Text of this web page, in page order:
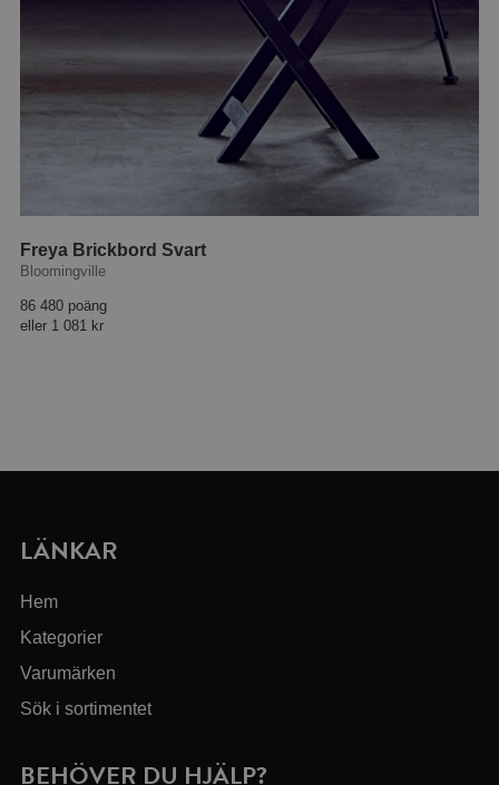
Freya Brickbord Svart
Bloomingville
86 480 poäng
eller 1 081 kr
LÄNKAR
Hem
Kategorier
Varumärken
Sök i sortimentet
BEHÖVER DU HJÄLP?